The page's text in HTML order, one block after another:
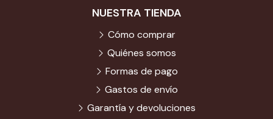
NUESTRA TIENDA
Cómo comprar
Quiénes somos
Formas de pago
Gastos de envío
Garantía y devoluciones